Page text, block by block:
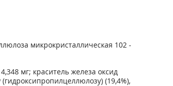
микрокристаллическая 102 -
мг; краситель железа оксид
(19,4%),